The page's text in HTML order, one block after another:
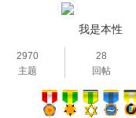
我是本性
2970
主题
28
回帖